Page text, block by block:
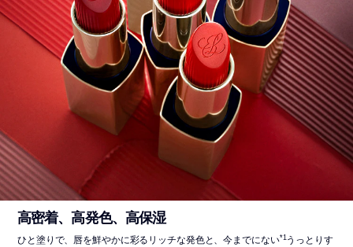
高密着、高発色、高保湿
ひと塗りで、唇を鮮やかに彩るリッチな発色と、今までにない*1うっとりす